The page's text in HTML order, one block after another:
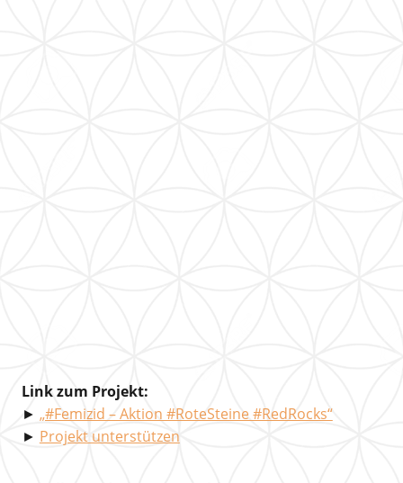
Link zum Projekt:
► „#Femizid – Aktion #RoteSteine #RedRocks“
► Projekt unterstützen